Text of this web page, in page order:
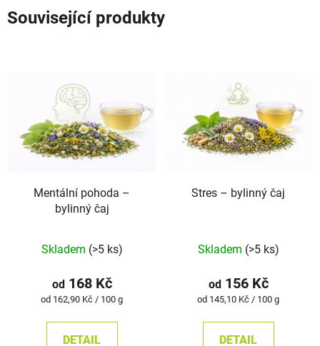
Související produkty
Mentální pohoda –⁠⁠⁠⁠⁠
bylinný čaj
hodnocení
produktu
je
z
Skladem (>5 ks)
od168 Kč
Měrná
od 162,90 Kč / 100 g
DETAIL
Stres –⁠⁠⁠⁠⁠ bylinný čaj
Skladem (>5 ks)
od156 Kč
Měrná
od 145,10 Kč / 100 g
DETAIL